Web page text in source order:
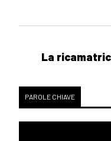
La
PAROLE CHIAVE